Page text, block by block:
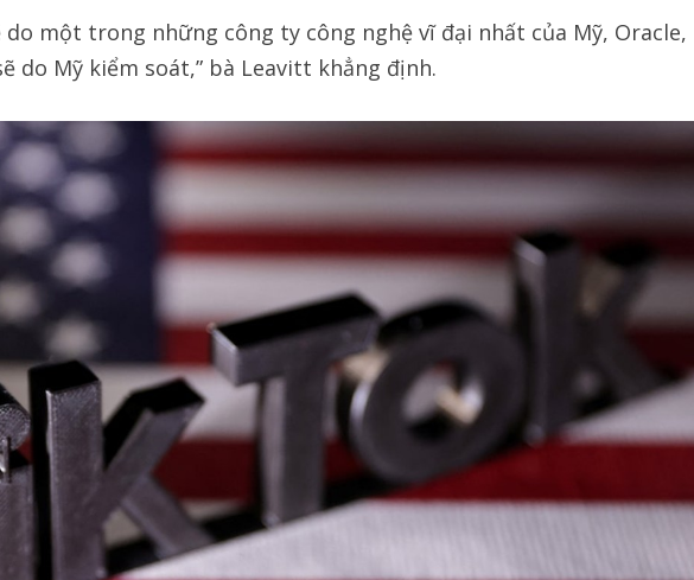
do một trong những công ty công nghệ vĩ đại nhất của Mỹ, Oracle,
do Mỹ kiểm soát,” bà Leavitt khẳng định.